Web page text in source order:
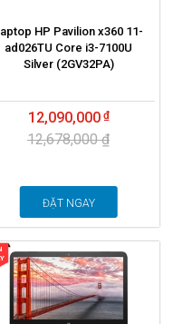
HP Pavilion x360 11-
ad026TU Core i3-7100U
Silver (2GV32PA)
12,090,000
12,678,000 ₫
ĐẶT NGAY